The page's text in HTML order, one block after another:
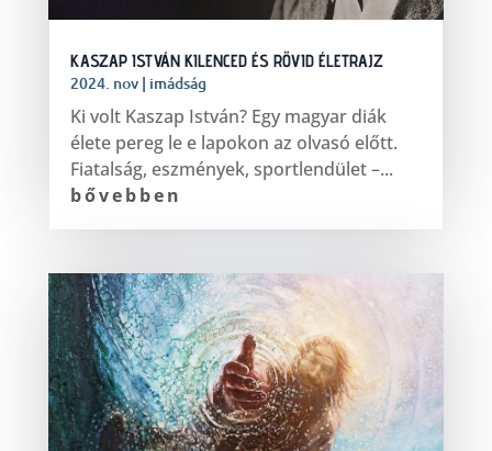
KASZAP ISTVÁN KILENCED ÉS RÖVID ÉLETRAJZ
2024. nov| imádság
Ki volt Kaszap István? Egy magyar diák
élete pereg le e lapokon az olvasó előtt.
Fiatalság, eszmények, sportlendület –...
bővebben